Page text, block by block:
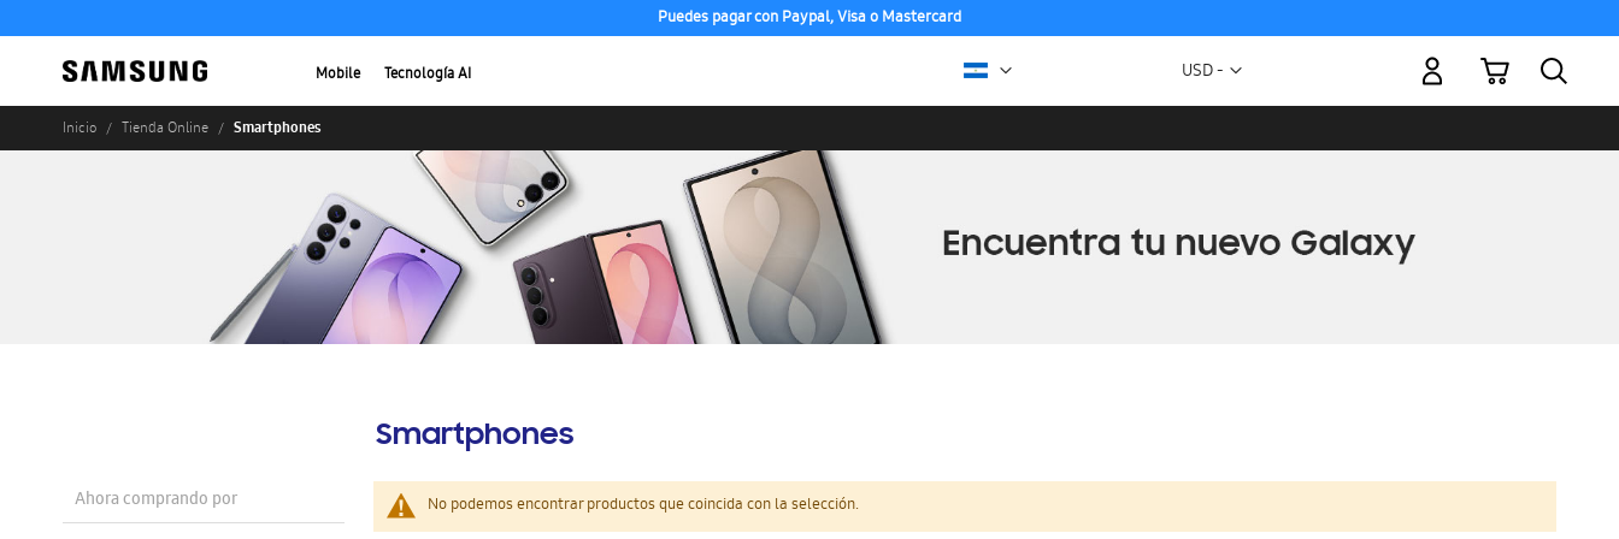
Puedes pagar con Paypal, Visa o Mastercard
Mobile Tecnología AI Moneda
USD -
Mi carrito
Inicio Tienda Online Smartphones
Smartphones
No podemos encontrar productos que coincida con la selección.
Ahora comprando por